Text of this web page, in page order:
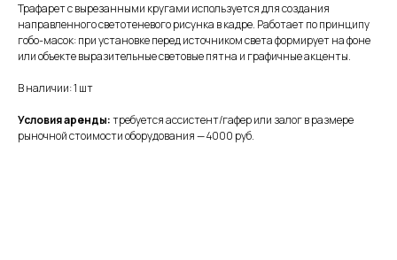
Трафарет с вырезанными кругами используется для создания
направленного светотеневого рисунка в кадре. Работает по принципу
гобо-масок: при установке перед источником света формирует на фоне
или объекте выразительные световые пятна и графичные акценты.
В наличии: 1 шт
Условия аренды:требуется ассистент/гафер или залог в размере
рыночной стоимости оборудования — 4000 руб.